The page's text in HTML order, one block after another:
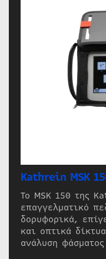
Kathrein MSK
Το MSK 150 της
επαγγελματικό
δορυφορικά,
και οπτικά
ανάλυση